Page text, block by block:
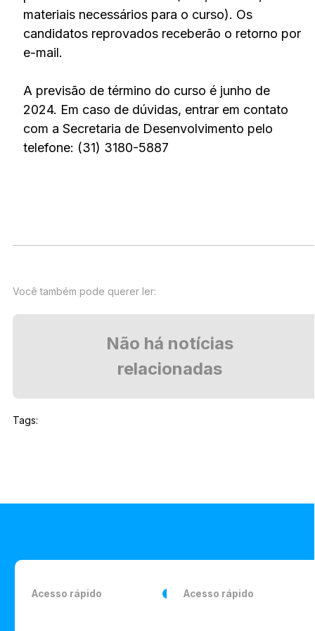
materiais necessários para o curso). Os
candidatos reprovados receberão o retorno por
e-mail.
A previsão de término do curso é junho de
2024. Em caso de dúvidas, entrar em contato
com a Secretaria de Desenvolvimento pelo
telefone: (31) 3180-5887
Você também pode querer ler:
Não há notícias
relacionadas
Tags:
Acesso rápido Acesso rápido